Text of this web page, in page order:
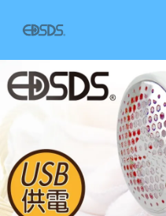
您的購物車